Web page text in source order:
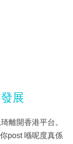
展
離開香港平台。
post 喺呢度真係